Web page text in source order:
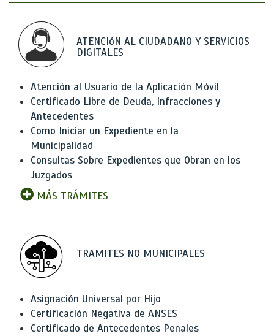
ATENCIóN AL CIUDADANO Y SERVICIOS
DIGITALES
Atención al Usuario de la Aplicación Móvil
Certificado Libre de Deuda, Infracciones y
Antecedentes
Como Iniciar un Expediente en la
Municipalidad
Consultas Sobre Expedientes que Obran en los
Juzgados
MÁS TRÁMITES
TRAMITES NO MUNICIPALES
Asignación Universal por Hijo
Certificación Negativa de ANSES
Certificado de Antecedentes Penales